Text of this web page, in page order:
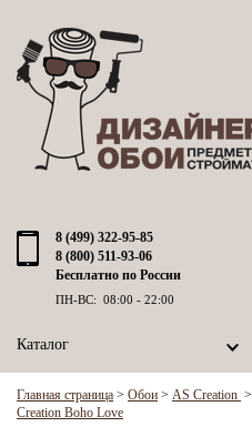
8 (499) 322-95-85
8 (800) 511-93-06
Бесплатно по России
ПН-ВС: 08:00 - 22:00
Каталог
Главная страница > Обои > AS Creation >
Creation Boho Love